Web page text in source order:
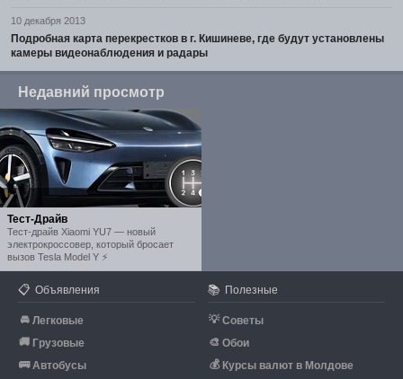
10 декабря 2013
Подробная карта перекрестков в г. Кишиневе, где будут установлены
камеры видеонаблюдения и радары
Недавний просмотр
Тест-Драйв
Тест-драйв Xiaomi YU7 — новый
электрокроссовер, который бросает
вызов Tesla Model Y ⚡
📋 Объявления
🚘 Легковые
🚚 Грузовые
🚌 Автобусы
📚 Полезные
💡 Советы
🎨 Обои
💰 Курсы валют в Молдове